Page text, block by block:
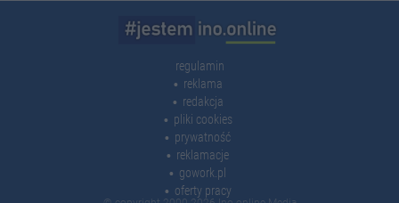
regulamin
reklama
redakcja
pliki cookies
prywatność
reklamacje
gowork.pl
oferty pracy